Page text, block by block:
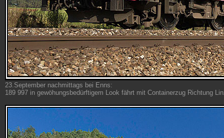
23.September nachmittags bei Enns:
189 997 in gewöhungsbedürftigem Look fährt mit Containerzug Richtung